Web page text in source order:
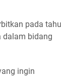
pada
dalam bidang
ingin